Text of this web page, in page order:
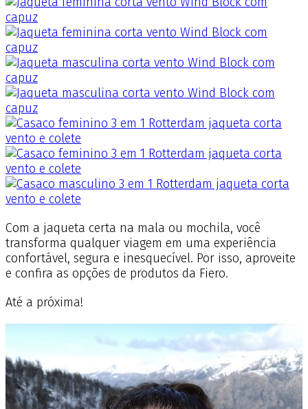
Com a jaqueta certa na mala ou mochila, você
transforma qualquer viagem em uma experiência
confortável, segura e inesquecível. Por isso, aproveite
e confira as opções de produtos da Fiero.
Até a próxima!